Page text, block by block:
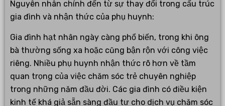
Nguyên nhân chính đến từ sự thay đổi trong cấu trúc
gia đình và nhận thức của phụ huynh:
Gia đình hạt nhân ngày càng phổ biến, trong khi ông
bà thường sống xa hoặc cũng bận rộn với công việc
riêng. Nhiều phụ huynh nhận thức rõ hơn về tầm
quan trọng của việc chăm sóc trẻ chuyên nghiệp
trong những năm đầu đời. Các gia đình có điều kiện
kinh tế khá giả sẵn sàng đầu tư cho dịch vụ chăm sóc